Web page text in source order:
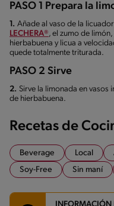
PASO 1 Prepara la
1. Añade al vaso de la
LECHERA®, el zumo de
hierbabuena y licua a
quede totalmente triturada.
PASO 2 Sirve
2. Sirve la limonada en vasos
de hierbabuena.
Recetas de
Beverage Local
Soy-Free
Sin maní